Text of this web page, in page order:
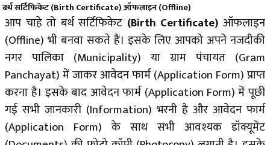
बर्थ सर्टिफिकेट (Birth Certificate) ऑफलाइन (Offline)
आप चाहे तो बर्थ सर्टिफिकेट (Birth Certificate) ऑफलाइन
(Offline) भी बनवा सकते हैं। इसके लिए आपको अपने नजदीकी
नगर पालिका (Municipality) या ग्राम पंचायत (Gram
Panchayat) में जाकर आवेदन फार्म (Application Form) प्राप्त
करना है। इसके बाद आवेदन फार्म (Application Form) में पूछी
गई सभी जानकारी (Information) भरनी है और आवेदन फार्म
(Application Form) के साथ सभी आवश्यक डॉक्यूमेंट